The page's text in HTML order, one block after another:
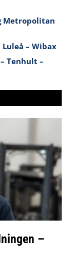
Metropolitan
Luleå – Wibax
Tenhult –
–